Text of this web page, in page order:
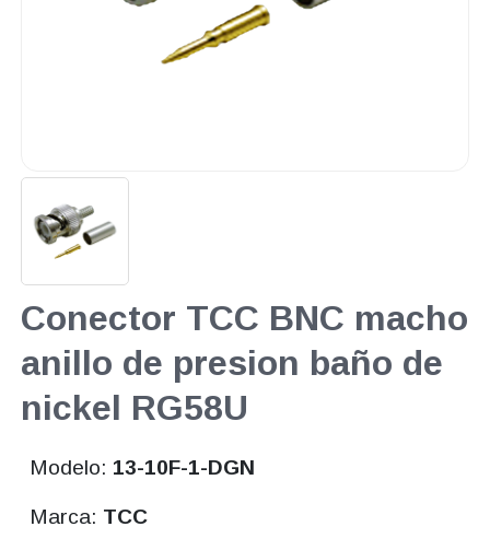
Conector TCC BNC macho
anillo de presion baño de
nickel RG58U
Modelo: 13-10F-1-DGN
Marca: TCC